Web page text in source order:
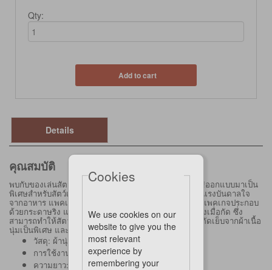
Qty:
Add to cart
Details
คุณสมบัติ
พบกับของเล่นสัตว์เลี้ยงดีไซน์พิเศษเพื่อการพัฒนาลูกสุนัข!ออกแบบมาเป็น
พิเศษสำหรับสัตว์เลี้ยง ของเล่นสัตว์เลี้ยงรูปไอซ์ป๊อปได้รับแรงบันดาลใจ
จากอาหาร แพคเกจและน้ำแข็งป๊อปสามารถแยกจากกัน แพคเกจประกอบ
ด้วยกระดาษริง และไอศกรีมป๊อป ประกอบด้วยหญ้า มีเสียงเมื่อกัด ซึ่ง
สามารถทำให้สัตว์เลี้ยงสนใจและทำให้พวกเขาร่าเริงได้ ตัดเย็บจากผ้าเนื้อ
นุ่มเป็นพิเศษ และซักได้ ทนทานต่อการใช้งาน
วัสดุ: ผ้านุ่มพิเศษ
การใช้งาน: สุนัข/แมว
ความยาว: 18 ซม.
Cookies
We use cookies on our
website to give you the
most relevant
experience by
remembering your